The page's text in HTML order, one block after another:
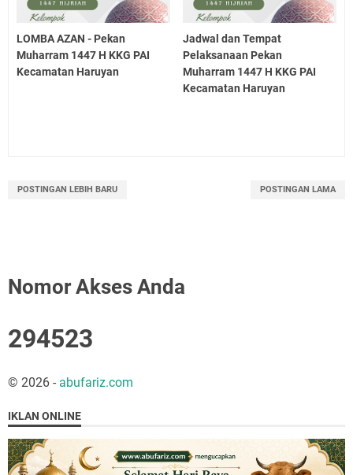
LOMBA AZAN - Pekan
Muharram 1447 H KKG PAI
Kecamatan Haruyan
Jadwal dan Tempat
Pelaksanaan Pekan
Muharram 1447 H KKG PAI
Kecamatan Haruyan
POSTINGAN LEBIH BARU POSTINGAN LAMA
Nomor Akses Anda
294523
© 2026 - abufariz.com
IKLAN ONLINE